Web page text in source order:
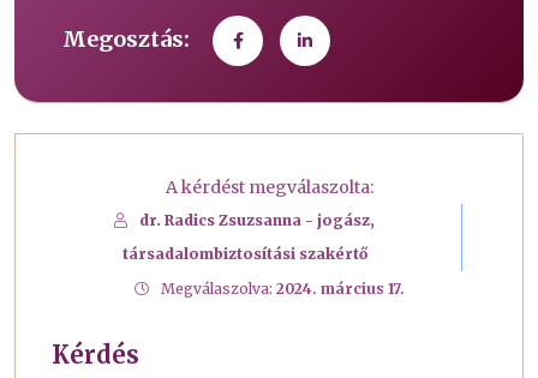
Megosztás:
A kérdést megválaszolta:
dr. Radics Zsuzsanna - jogász,
társadalombiztosítási szakértő
Megválaszolva: 2024. március 17.
Kérdés